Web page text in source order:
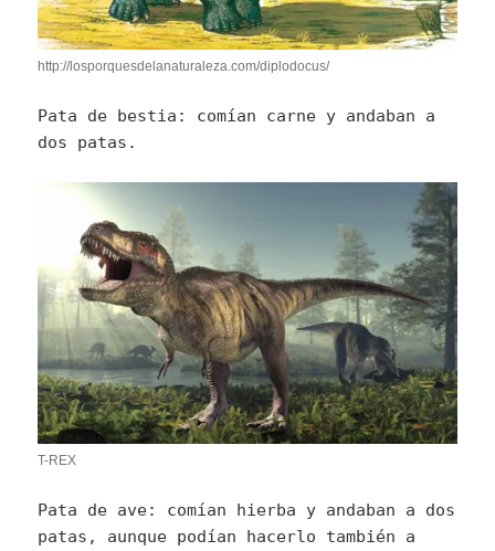
http://losporquesdelanaturaleza.com/diplodocus/
Pata de bestia: comían carne y andaban a
dos patas.
T-REX
Pata de ave: comían hierba y andaban a dos
patas, aunque podían hacerlo también a